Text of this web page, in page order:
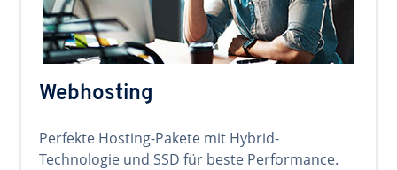
Webhosting
Perfekte Hosting-Pakete mit Hybrid-
Technologie und SSD für beste Performance.